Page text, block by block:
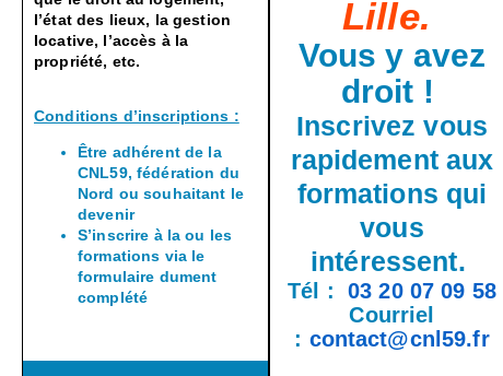
l’état des lieux, la gestion
locative, l’accès à la
propriété, etc.
Conditions d’inscriptions :
Être adhérent de la
CNL59, fédération du
Nord ou souhaitant le
devenir
S’inscrire à la ou les
formations via le
formulaire dument
complété
Lille.
Vous y avez
droit !
Inscrivez vous
rapidement aux
formations qui
vous
intéressent.
Tél : 03 20 07 09 58
Courriel
: contact@cnl59.fr